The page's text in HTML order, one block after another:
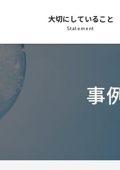
大切にしていること
Statement
事